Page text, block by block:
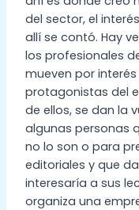
del sector, el
allí se contó. Hay
los profesionales
mueven por
protagonistas del
de ellos, se dan la
algunas personas
no lo son o para
editoriales y que
interesaría a sus
organiza una